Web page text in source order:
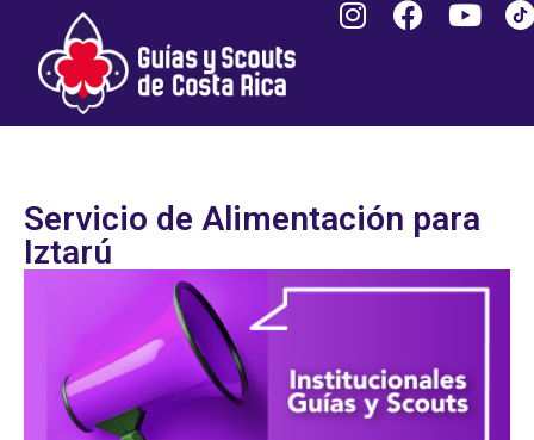
Servicio de Alimentación para
Iztarú